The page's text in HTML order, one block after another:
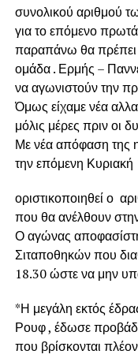
συνολικού αριθμού
για το επόμενο
παραπάνω θα πρέπει
ομάδα . Ερμής –
να αγωνιστούν την
Όμως είχαμε νέα
μόλις μέρες πριν οι
Με νέα απόφαση της
την επόμενη Κυριακή
οριστικοποιηθεί ο
που θα ανέλθουν
Ο αγώνας
Σιταποθηκών που
18.30 ώστε να μην
*Η μεγάλη εκτός
Ρουφ , έδωσε
που βρίσκονται